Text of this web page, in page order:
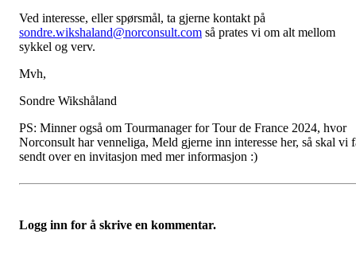
Ved interesse, eller spørsmål, ta gjerne kontakt på
sondre.wikshaland@norconsult.com så prates vi om alt mellom
sykkel og verv.
Mvh,
Sondre Wikshåland
PS: Minner også om Tourmanager for Tour de France 2024, hvor
Norconsult har venneliga, Meld gjerne inn interesse her, så skal vi
sendt over en invitasjon med mer informasjon :)
Logg inn for å skrive en kommentar.